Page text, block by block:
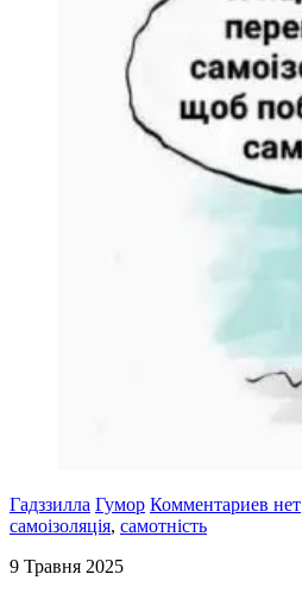
Гадззилла Гумор Комментариев нет
самоізоляція, самотність
9 Травня 2025